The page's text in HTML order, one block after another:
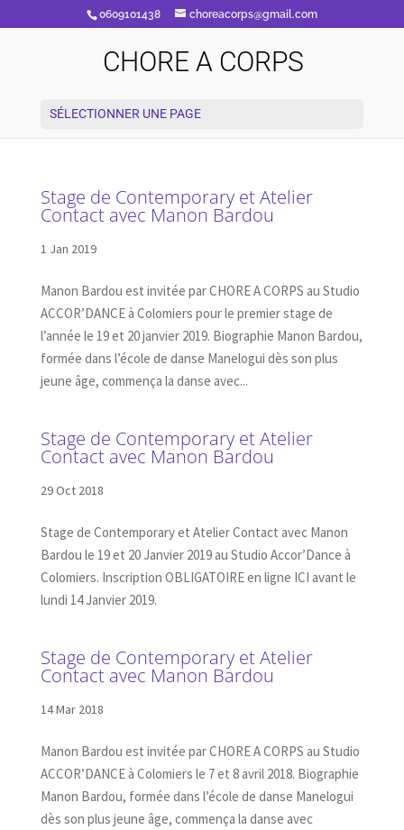
0609101438 choreacorps@gmail.com
CHORE A CORPS
SÉLECTIONNER UNE PAGE
Stage de Contemporary et Atelier
Contact avec Manon Bardou
1 Jan 2019
Manon Bardou est invitée par CHORE A CORPS au Studio
ACCOR’DANCE à Colomiers pour le premier stage de
l’année le 19 et 20 janvier 2019. Biographie Manon Bardou,
formée dans l’école de danse Manelogui dès son plus
jeune âge, commença la danse avec...
Stage de Contemporary et Atelier
Contact avec Manon Bardou
29 Oct 2018
Stage de Contemporary et Atelier Contact avec Manon
Bardou le 19 et 20 Janvier 2019 au Studio Accor’Dance à
Colomiers. Inscription OBLIGATOIRE en ligne ICI avant le
lundi 14 Janvier 2019.
Stage de Contemporary et Atelier
Contact avec Manon Bardou
14 Mar 2018
Manon Bardou est invitée par CHORE A CORPS au Studio
ACCOR’DANCE à Colomiers le 7 et 8 avril 2018. Biographie
Manon Bardou, formée dans l’école de danse Manelogui
dès son plus jeune âge, commença la danse avec